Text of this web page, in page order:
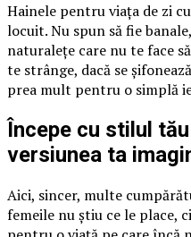
Hainele pentru viața de zi
locuit. Nu spun să fie
naturalețe care nu te face
te strânge, dacă se
prea mult pentru o simplă
Începe cu stilul
versiunea ta
Aici, sincer, multe
femeile nu știu ce le place,